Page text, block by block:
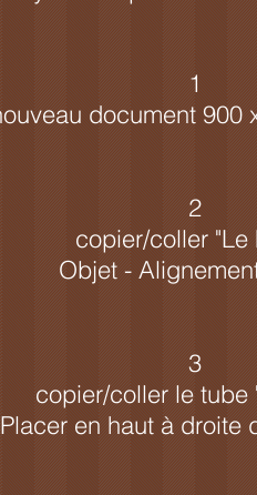
1
document 900
2
copier/coller "Le
Objet -
3
copier/coller le tube
Placer en haut à droite